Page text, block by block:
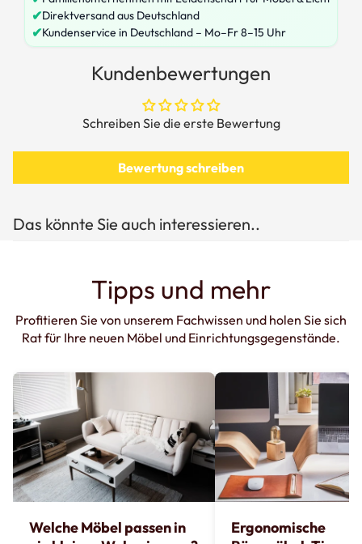
✔Direktversand aus Deutschland
✔Kundenservice in Deutschland – Mo–Fr 8–15 Uhr
Kundenbewertungen
Schreiben Sie die erste Bewertung
Bewertung schreiben
Das könnte Sie auch interessieren..
Tipps und mehr
Profitieren Sie von unserem Fachwissen und holen Sie sich
Rat für Ihre neuen Möbel und Einrichtungsgegenstände.
Welche Möbel passen in
Ergonomische